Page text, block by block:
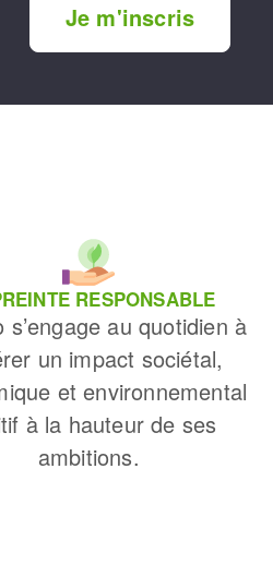
Je m'inscris
RESPONSABLE
s’engage au quotidien à
un impact sociétal,
et environnemental
à la hauteur de ses
ambitions.